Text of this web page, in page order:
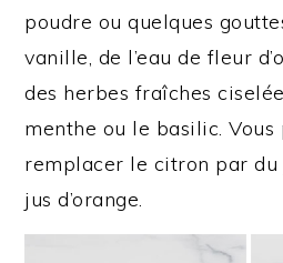
poudre ou quelques
vanille, de l’eau de fleur
des herbes fraîches
menthe ou le basilic. Vous
remplacer le citron par du
jus d’orange.